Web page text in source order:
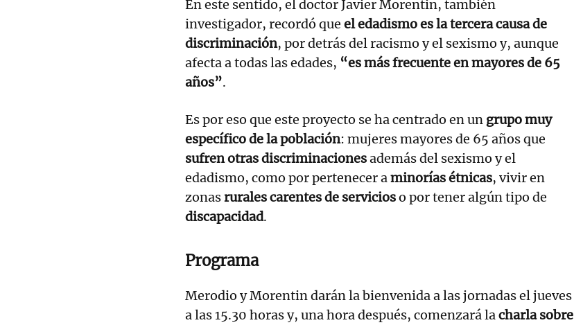
En este sentido, el doctor Javier Morentin, también
investigador, recordó que el edadismo es la tercera causa de
discriminación, por detrás del racismo y el sexismo y, aunque
afecta a todas las edades, “es más frecuente en mayores de 65
años”.
Es por eso que este proyecto se ha centrado en un grupo muy
específico de la población: mujeres mayores de 65 años que
sufren otras discriminacionesademás del sexismo y el
edadismo, como por pertenecer aminorías étnicas, vivir en
zonasrurales carentes de servicioso por tener algún tipo de
discapacidad.
Programa
Merodio y Morentin darán la bienvenida a las jornadas el jueves
a las 15.30 horas y, una hora después, comenzará lacharla sobre